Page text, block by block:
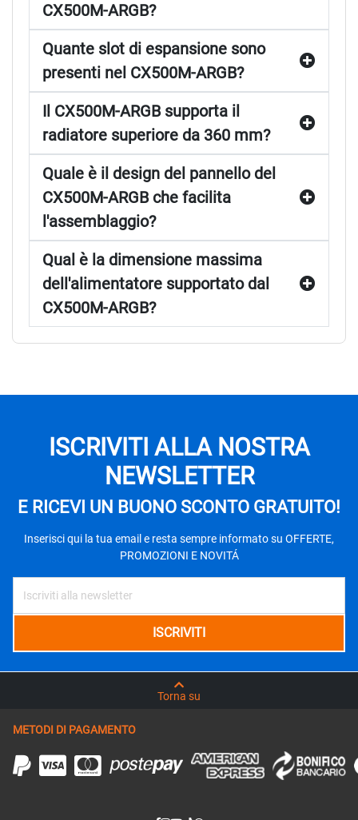
CX500M-ARGB?
Quante slot di espansione sono
presenti nel CX500M-ARGB?
Il CX500M-ARGB supporta il
radiatore superiore da 360 mm?
Quale è il design del pannello del
CX500M-ARGB che facilita
l'assemblaggio?
Qual è la dimensione massima
dell'alimentatore supportato dal
CX500M-ARGB?
ISCRIVITI ALLA NOSTRA
NEWSLETTER
E RICEVI UN BUONO SCONTO GRATUITO!
Inserisci qui la tua email e resta sempre informato su OFFERTE,
PROMOZIONI E NOVITÁ
Torna su
METODI DI PAGAMENTO